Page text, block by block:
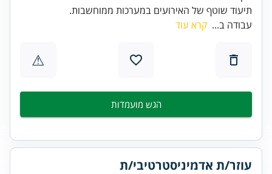
תיעוד שוטף של האירועים במערכות ממוחשבות.
עבודה ב... קרא עוד
⚠
הגש מועמדות
עוזר/ת אדמיניסטרטיבי/ת